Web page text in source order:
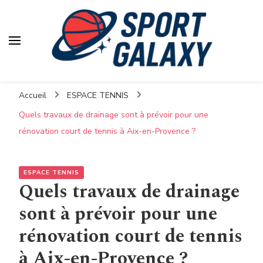
Accueil
ESPACE TENNIS
Quels travaux de drainage sont à prévoir pour une
rénovation court de tennis à Aix-en-Provence ?
ESPACE TENNIS
Quels travaux de drainage
sont à prévoir pour une
rénovation court de tennis